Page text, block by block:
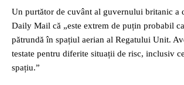
Un purtător de cuvânt al guvernului britanic a
Daily Mail că „este extrem de puțin probabil
pătrundă în spațiul aerian al Regatului Unit.
testate pentru diferite situații de risc, inclusiv
spațiu.”